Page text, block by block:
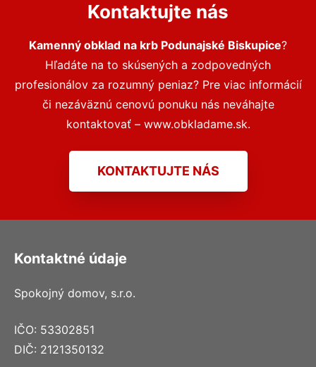
Kontaktujte nás
Kamenný obklad na krb Podunajské Biskupice?
Hľadáte na to skúsených a zodpovedných
profesionálov za rozumný peniaz? Pre viac informácií
či nezáväznú cenovú ponuku nás neváhajte
kontaktovať – www.obkladame.sk.
KONTAKTUJTE NÁS
Kontaktné údaje
Spokojný domov, s.r.o.
IČO: 53302851
DIČ: 2121350132